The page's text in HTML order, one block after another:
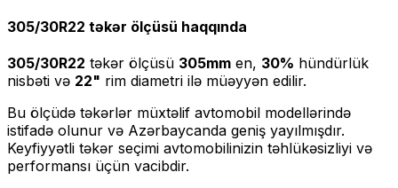
305/30R22 təkər ölçüsü haqqında
305/30R22 təkər ölçüsü 305mm en, 30% hündürlük
nisbəti və 22" rim diametri ilə müəyyən edilir.
Bu ölçüdə təkərlər müxtəlif avtomobil modellərində
istifadə olunur və Azərbaycanda geniş yayılmışdır.
Keyfiyyətli təkər seçimi avtomobilinizin təhlükəsizliyi və
performansı üçün vacibdir.